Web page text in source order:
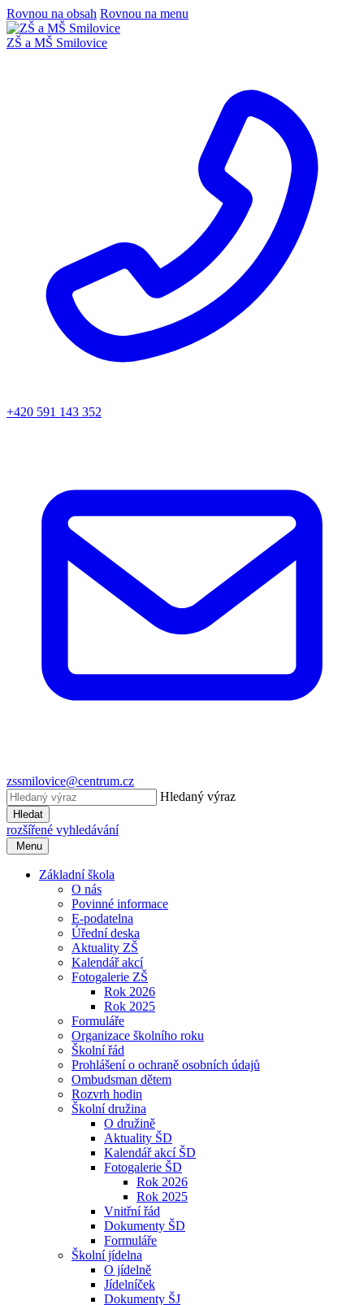
Rovnou na obsah Rovnou na menu
ZŠ a MŠ Smilovice
+420 591 143 352
zssmilovice@centrum.cz
Hledaný výraz
Hledat
rozšířené vyhledávání
Menu
Základní škola
O nás
Povinné informace
E-podatelna
Úřední deska
Aktuality ZŠ
Kalendář akcí
Fotogalerie ZŠ
Rok 2026
Rok 2025
Formuláře
Organizace školního roku
Školní řád
Prohlášení o ochraně osobních údajů
Ombudsman dětem
Rozvrh hodin
Školní družina
O družině
Aktuality ŠD
Kalendář akcí ŠD
Fotogalerie ŠD
Rok 2026
Rok 2025
Vnitřní řád
Dokumenty ŠD
Formuláře
Školní jídelna
O jídelně
Jídelníček
Dokumenty ŠJ